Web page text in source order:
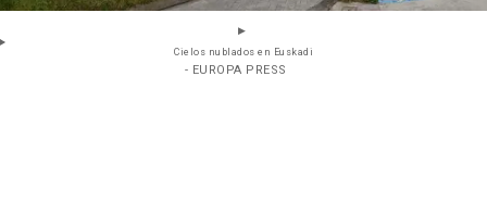
Cielos nublados en Euskadi
- EUROPA PRESS